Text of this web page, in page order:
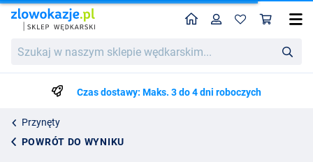
w
wędkarskim...
HomeProfil
Czas dostawy: Maks. 3 do 4 dni roboczych
Przynęty
POWRÓT DO WYNIKU